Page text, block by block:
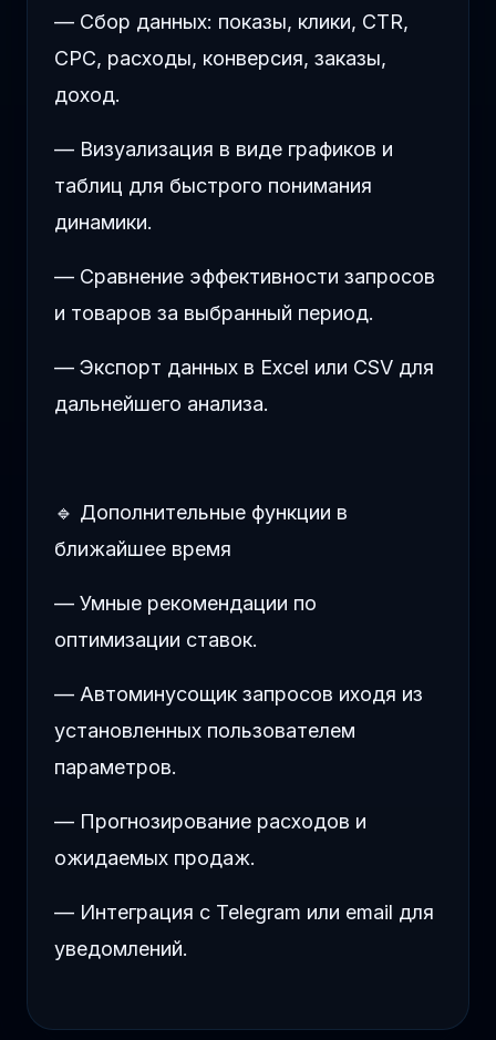
— Сбор данных: показы, клики, CTR,
CPC, расходы, конверсия, заказы,
доход.
— Визуализация в виде графиков и
таблиц для быстрого понимания
динамики.
— Сравнение эффективности запросов
и товаров за выбранный период.
— Экспорт данных в Excel или CSV для
дальнейшего анализа.
🔹 Дополнительные функции в
ближайшее время
— Умные рекомендации по
оптимизации ставок.
— Автоминусощик запросов иходя из
установленных пользователем
параметров.
— Прогнозирование расходов и
ожидаемых продаж.
— Интеграция с Telegram или email для
уведомлений.